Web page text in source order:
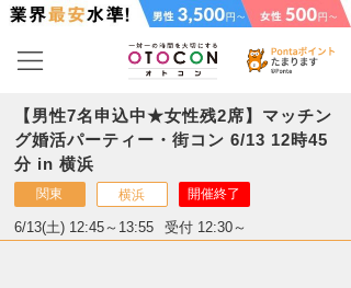
【男性7名申込中★女性残2席】マッチン
グ婚活パーティー・街コン 6/13 12時45
分 in 横浜
関東 横浜 開催終了
6/13(土) 12:45～13:55 受付 12:30～